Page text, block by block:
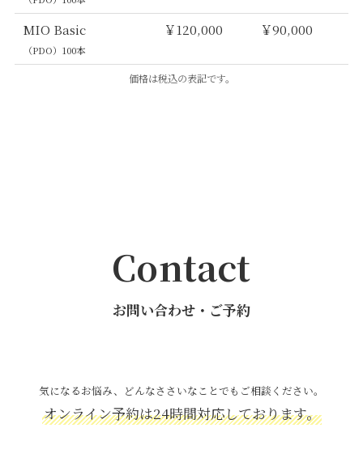
MIO Basic
（PDO）100本
￥120,000 ￥90,000
価格は税込の表記です。
Contact
お問い合わせ・ご予約
気になるお悩み、どんなささいなことでもご相談ください。
オンライン予約は24時間対応しております。